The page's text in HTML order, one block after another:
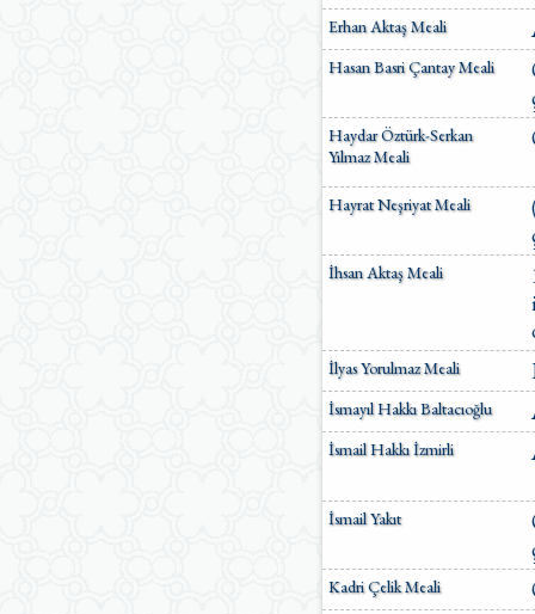
Erhan Aktaş Meali
Hasan Basri Çantay Meali
Haydar Öztürk-Serkan
Yılmaz Meali
Hayrat Neşriyat Meali
İhsan Aktaş Meali
İlyas Yorulmaz Meali
İsmayıl Hakkı Baltacıoğlu
İsmail Hakkı İzmirli
İsmail Yakıt
Kadri Çelik Meali